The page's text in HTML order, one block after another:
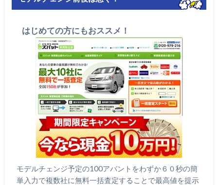
はじめての方にもおススメ！
モデルチェンジ予定の100アバントをわずか６０秒の簡
単入力で複数社に無料一括査定することで最高値を提示